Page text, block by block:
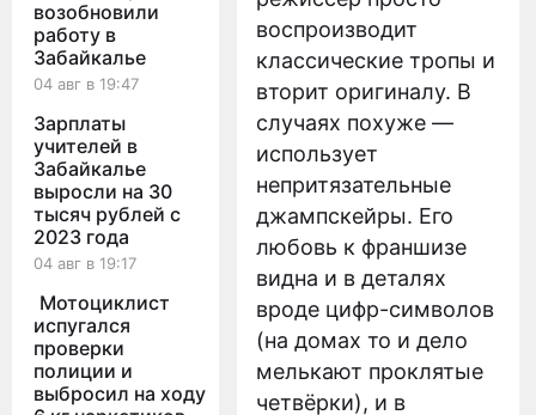
возобновили
работу в
Забайкалье
04 авг в 19:47
Зарплаты
учителей в
Забайкалье
выросли на 30
тысяч рублей с
2023 года
04 авг в 19:17
Мотоциклист
испугался
проверки
полиции и
выбросил на ходу
воспроизводит
классические тропы и
вторит оригиналу. В
случаях похуже —
использует
непритязательные
джампскейры. Его
любовь к франшизе
видна и в деталях
вроде цифр-символов
(на домах то и дело
мелькают проклятые
четвёрки), и в